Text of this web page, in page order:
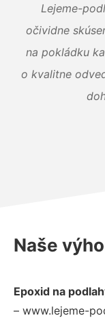
Lejeme-
očividne
na pokládku
o kvalitne
Naše
Epoxid na
– www.lejeme-